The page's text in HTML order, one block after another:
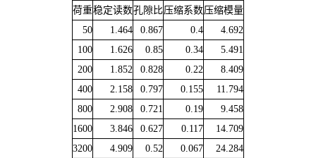
荷重稳定读数孔隙比压缩系数压缩模量
50
1.464 0.867 0.4
4.692
100
1.626 0.85 0.34
5.491
200
1.852 0.828 0.22
8.409
400
2.158 0.797 0.155
11.794
800
2.908 0.721 0.19
9.458
1600
3.846 0.627 0.117
14.709
3200
4.909 0.52 0.067
24.284